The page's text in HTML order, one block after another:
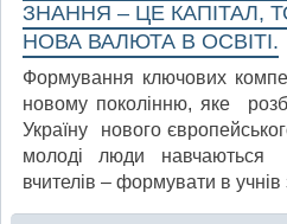
ЗНАННЯ – ЦЕ КАПІТАЛ,
НОВА ВАЛЮТА В ОСВІТІ.
Формування ключових
новому поколінню, яке
Україну нового
молоді люди
вчителів – формувати в